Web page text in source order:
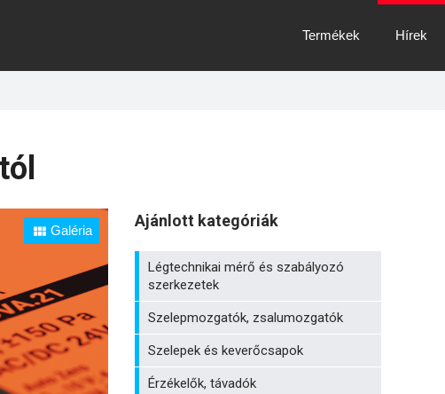
Termékek Hírek
Galéria
Ajánlott kategóriák
Légtechnikai mérő és szabályozó
szerkezetek
Szelepmozgatók, zsalumozgatók
Szelepek és keverőcsapok
Érzékelők, távadók